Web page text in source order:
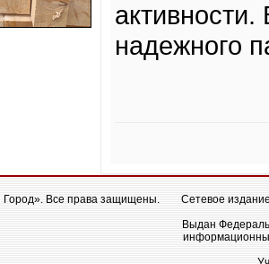
надежного
Все права защищены.
Сетевое
Выдан